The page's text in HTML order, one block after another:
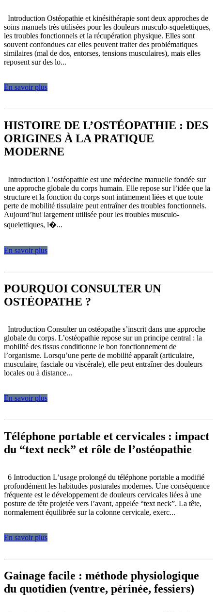
Introduction Ostéopathie et kinésithérapie sont deux approches de
soins manuels très utilisées pour les douleurs musculo-squelettiques,
les troubles fonctionnels et la récupération physique. Elles sont
souvent confondues car elles peuvent traiter des problématiques
similaires (mal de dos, entorses, tensions musculaires), mais elles
reposent sur des lo...
En savoir plus
HISTOIRE DE L’OSTÉOPATHIE : DES
ORIGINES À LA PRATIQUE
MODERNE
Introduction L’ostéopathie est une médecine manuelle fondée sur
une approche globale du corps humain. Elle repose sur l’idée que la
structure et la fonction du corps sont intimement liées et que toute
perte de mobilité tissulaire peut entraîner des troubles fonctionnels.
Aujourd’hui largement utilisée pour les troubles musculo-
squelettiques, l�...
En savoir plus
POURQUOI CONSULTER UN
OSTÉOPATHE ?
Introduction Consulter un ostéopathe s’inscrit dans une approche
globale du corps. L’ostéopathie repose sur un principe central : la
mobilité des tissus conditionne le bon fonctionnement de
l’organisme. Lorsqu’une perte de mobilité apparaît (articulaire,
musculaire, fasciale ou viscérale), elle peut entraîner des douleurs
locales ou à distance...
En savoir plus
Téléphone portable et cervicales : impact
du “text neck” et rôle de l’ostéopathie
6 Introduction L’usage prolongé du téléphone portable a modifié
profondément les habitudes posturales modernes. Une conséquence
fréquente est le développement de douleurs cervicales liées à une
posture de tête projetée vers l’avant, appelée “text neck”. La tête,
normalement équilibrée sur la colonne cervicale, exerc...
En savoir plus
Gainage facile : méthode physiologique
du quotidien (ventre, périnée, fessiers)